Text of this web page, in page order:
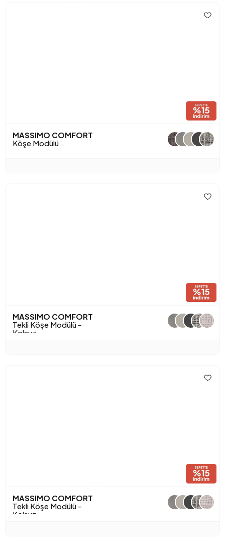
MASSIMO COMFORT
Köşe Modülü
+1
MASSIMO COMFORT
Tekli Köşe Modülü -
Kolsuz
+1
MASSIMO COMFORT
Tekli Köşe Modülü -
Kolsuz
+1